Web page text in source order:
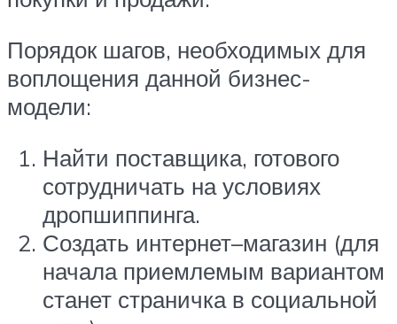
Порядок шагов, необходимых для
воплощения данной бизнес-
модели:
Найти поставщика, готового
сотрудничать на условиях
дропшиппинга.
Создать интернет–магазин (для
начала приемлемым вариантом
станет страничка в социальной